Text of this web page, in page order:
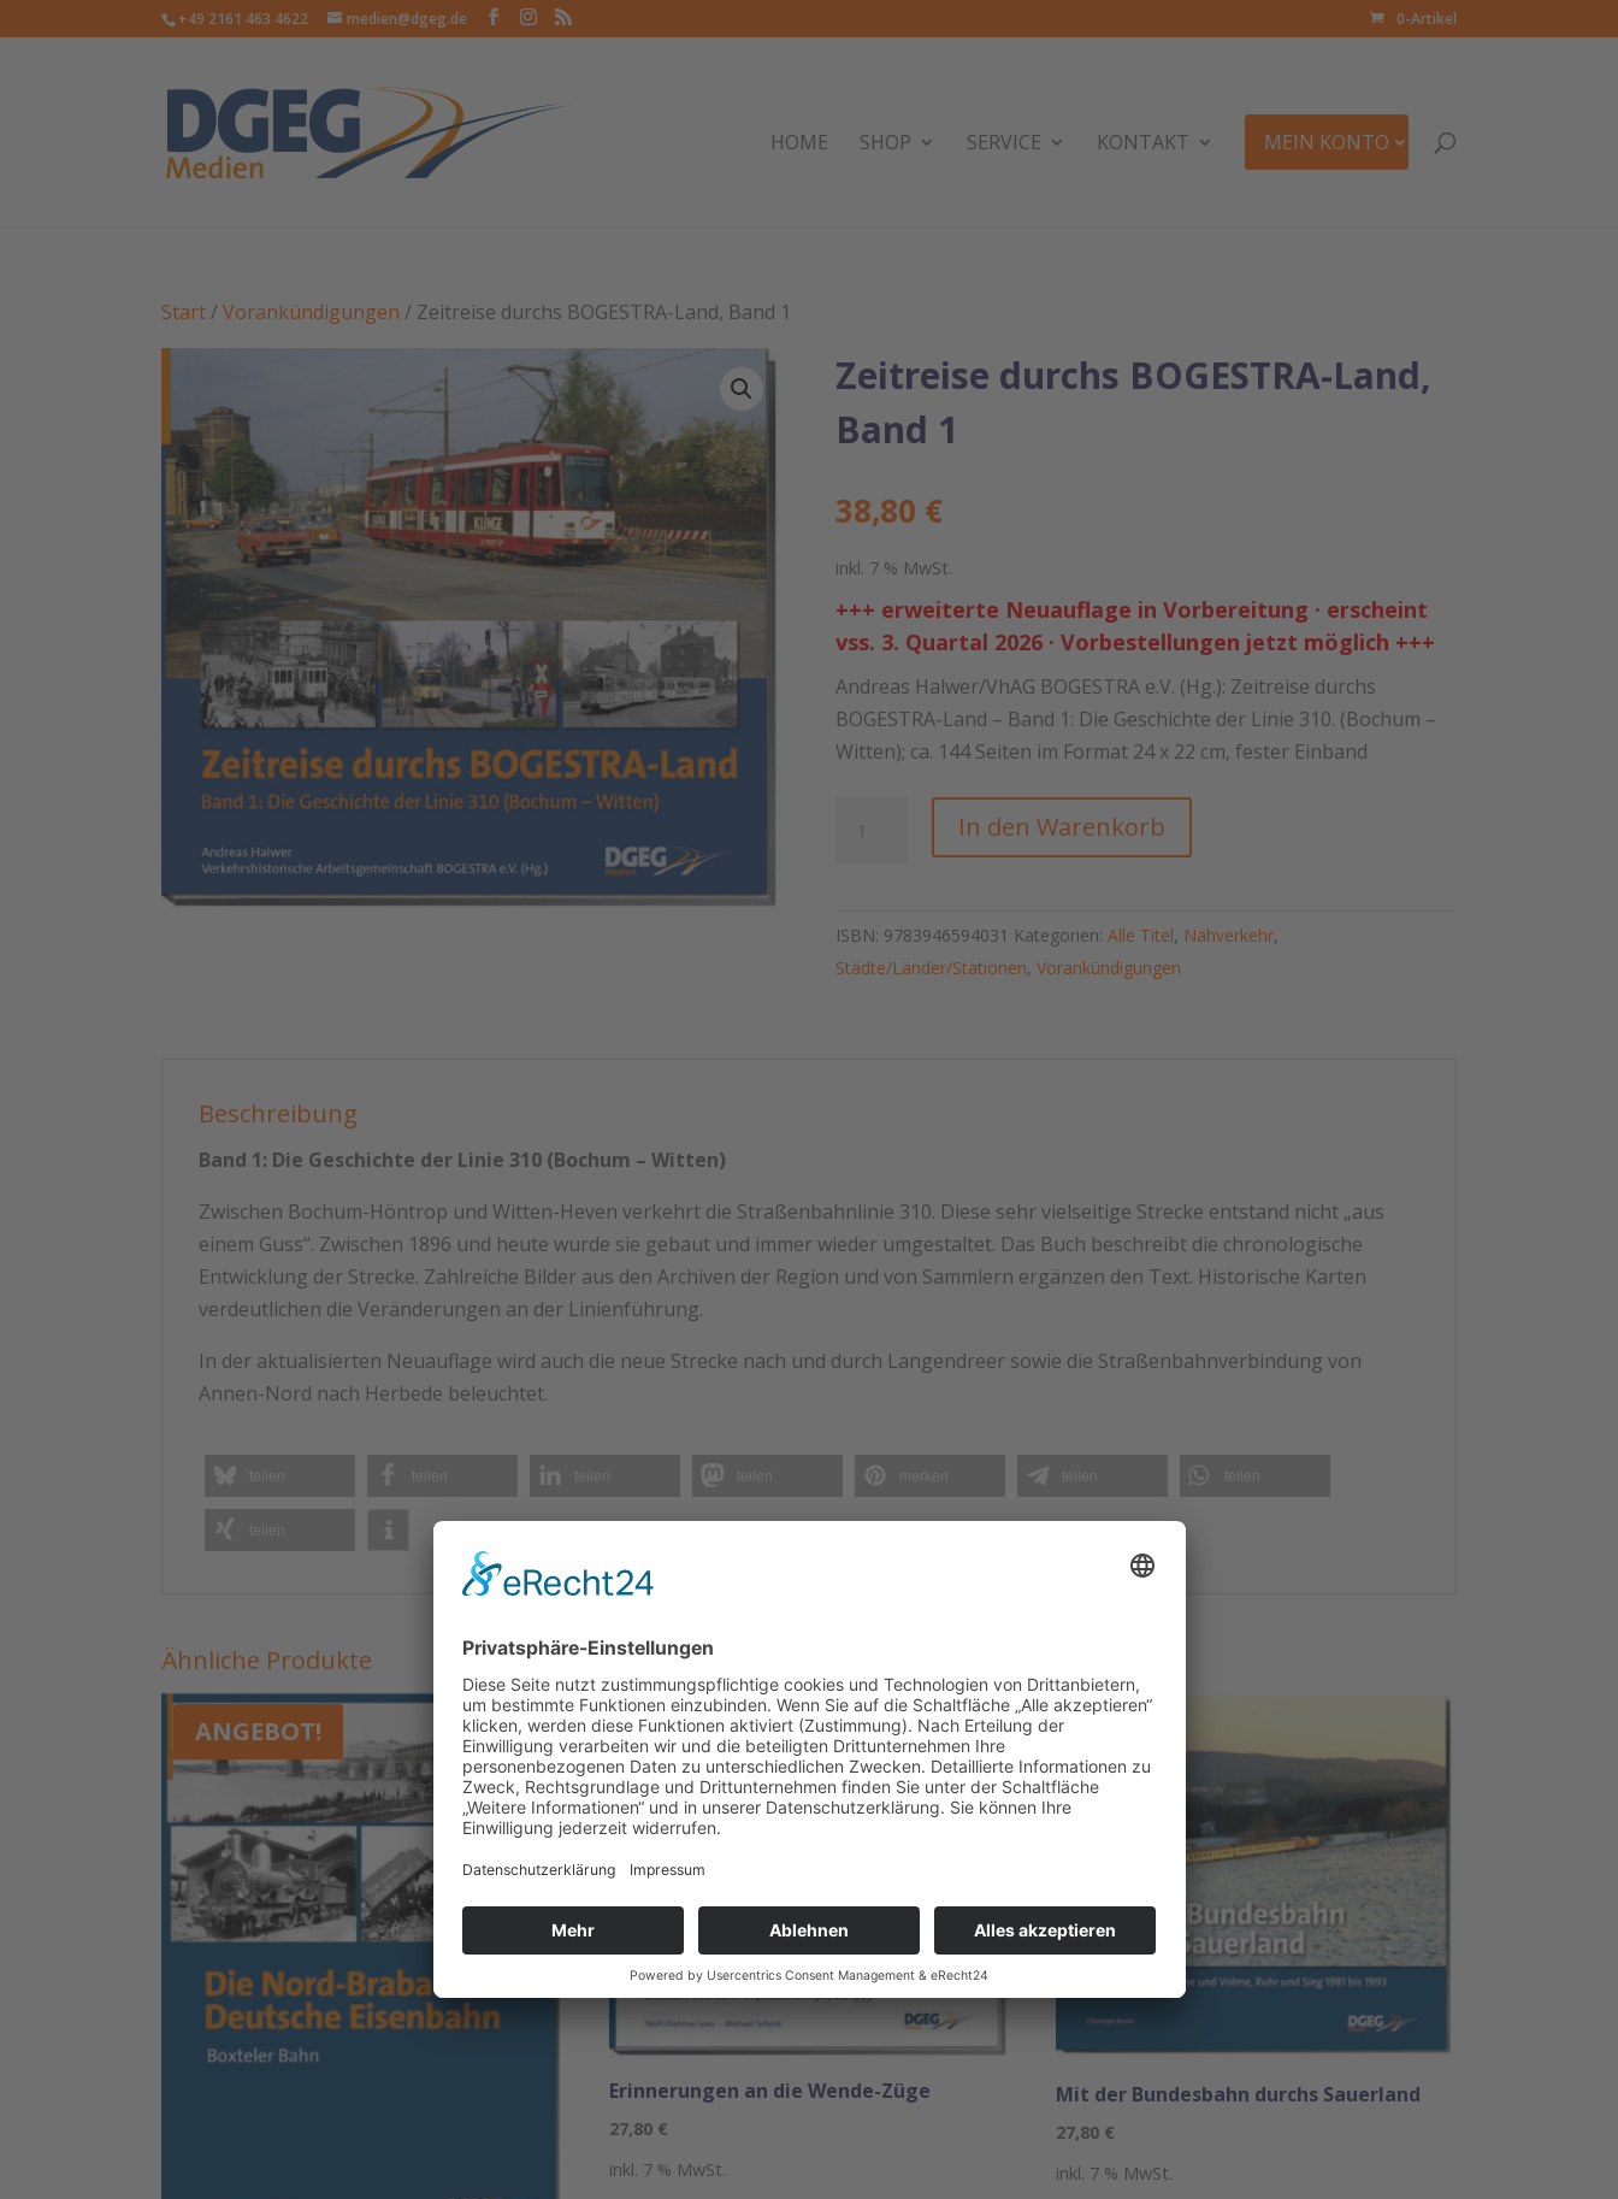
+49 2161 463 4622 medien@dgeg.de 0-Artikel
HOME SHOP SERVICE KONTAKT MEIN KONTO
Start/Vorankündigungen / Zeitreise durchs BOGESTRA-Land, Band 1
Zeitreise durchs BOGESTRA-Land,
Band 1
38,80 €
inkl. 7 % MwSt.
+++ erweiterte Neuauflage in Vorbereitung · erscheint
vss. 3. Quartal 2026 · Vorbestellungen jetzt möglich +++
Andreas Halwer/VhAG BOGESTRA e.V. (Hg.): Zeitreise durchs
BOGESTRA-Land – Band 1: Die Geschichte der Linie 310. (Bochum –
Witten); ca. 144 Seiten im Format 24 x 22 cm, fester Einband
durchs
Band
1
In den Warenkorb
ISBN: 9783946594031 Kategorien: Alle Titel, Nahverkehr,
Städte/Länder/Stationen, Vorankündigungen
Beschreibung
Band 1: Die Geschichte der Linie 310 (Bochum – Witten)
Zwischen Bochum-Höntrop und Witten-Heven verkehrt die Straßenbahnlinie 310. Diese sehr vielseitige Strecke entstand nicht „aus
einem Guss“. Zwischen 1896 und heute wurde sie gebaut und immer wieder umgestaltet. Das Buch beschreibt die chronologische
Entwicklung der Strecke. Zahlreiche Bilder aus den Archiven der Region und von Sammlern ergänzen den Text. Historische Karten
verdeutlichen die Veränderungen an der Linienführung.
In der aktualisierten Neuauflage wird auch die neue Strecke nach und durch Langendreer sowie die Straßenbahnverbindung von
Annen-Nord nach Herbede beleuchtet.
Ähnliche Produkte
ANGEBOT!
Erinnerungen an die Wende-Züge
27,80 €
inkl. 7 % MwSt.
Mit der Bundesbahn durchs Sauerland
27,80 €
inkl. 7 % MwSt.